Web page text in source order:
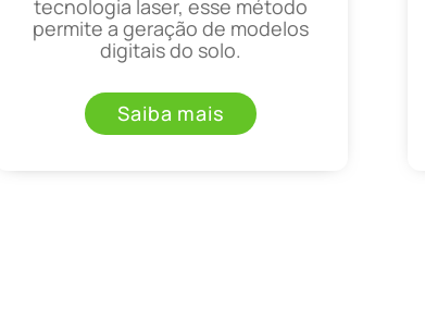
tecnologia laser, esse método
permite a geração de modelos
digitais do solo.
Saiba mais